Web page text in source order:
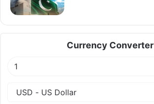
Currency Converter